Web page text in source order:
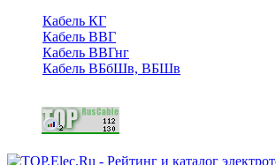
Кабель КГ
Кабель ВВГ
Кабель ВВГнг
Кабель ВБбШв, ВБШв